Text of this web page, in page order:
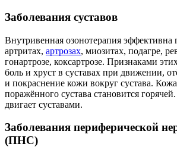
Заболевания суставов
Внутривенная озонотерапия эффективна
артритах, артрозах, миозитах, подагре,
гонартрозе, коксартрозе. Признаками
боль и хруст в суставах при движении,
и покраснение кожи вокруг сустава.
поражённого сустава становится
двигает суставами.
Заболевания периферической
(ПНС)